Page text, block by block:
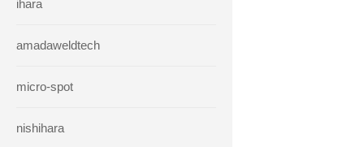
ihara
amadaweldtech
micro-spot
nishihara